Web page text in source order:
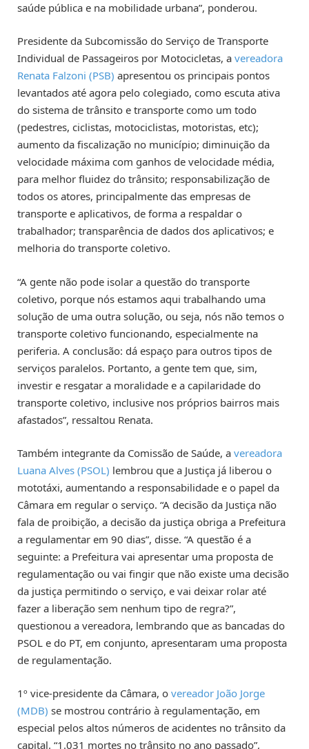
saúde pública e na mobilidade urbana”, ponderou.
Presidente da Subcomissão do Serviço de Transporte
Individual de Passageiros por Motocicletas, a vereadora
Renata Falzoni (PSB) apresentou os principais pontos
levantados até agora pelo colegiado, como escuta ativa
do sistema de trânsito e transporte como um todo
(pedestres, ciclistas, motociclistas, motoristas, etc);
aumento da fiscalização no município; diminuição da
velocidade máxima com ganhos de velocidade média,
para melhor fluidez do trânsito; responsabilização de
todos os atores, principalmente das empresas de
transporte e aplicativos, de forma a respaldar o
trabalhador; transparência de dados dos aplicativos; e
melhoria do transporte coletivo.
“A gente não pode isolar a questão do transporte
coletivo, porque nós estamos aqui trabalhando uma
solução de uma outra solução, ou seja, nós não temos o
transporte coletivo funcionando, especialmente na
periferia. A conclusão: dá espaço para outros tipos de
serviços paralelos. Portanto, a gente tem que, sim,
investir e resgatar a moralidade e a capilaridade do
transporte coletivo, inclusive nos próprios bairros mais
afastados”, ressaltou Renata.
Também integrante da Comissão de Saúde, a vereadora
Luana Alves (PSOL) lembrou que a Justiça já liberou o
mototáxi, aumentando a responsabilidade e o papel da
Câmara em regular o serviço. “A decisão da Justiça não
fala de proibição, a decisão da justiça obriga a Prefeitura
a regulamentar em 90 dias”, disse. “A questão é a
seguinte: a Prefeitura vai apresentar uma proposta de
regulamentação ou vai fingir que não existe uma decisão
da justiça permitindo o serviço, e vai deixar rolar até
fazer a liberação sem nenhum tipo de regra?”,
questionou a vereadora, lembrando que as bancadas do
PSOL e do PT, em conjunto, apresentaram uma proposta
de regulamentação.
1º vice-presidente da Câmara, o vereador João Jorge
(MDB) se mostrou contrário à regulamentação, em
especial pelos altos números de acidentes no trânsito da
capital. “1.031 mortes no trânsito no ano passado”,